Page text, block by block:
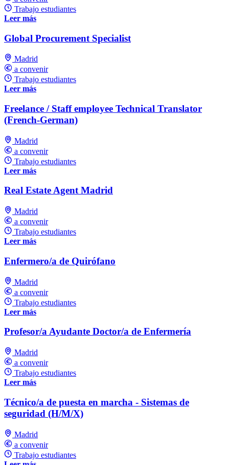
Trabajo estudiantes
Leer más
Global Procurement Specialist
Madrid
a convenir
Trabajo estudiantes
Leer más
Freelance / Staff employee Technical Translator
(French-German)
Madrid
a convenir
Trabajo estudiantes
Leer más
Real Estate Agent Madrid
Madrid
a convenir
Trabajo estudiantes
Leer más
Enfermero/a de Quirófano
Madrid
a convenir
Trabajo estudiantes
Leer más
Profesor/a Ayudante Doctor/a de Enfermería
Madrid
a convenir
Trabajo estudiantes
Leer más
Técnico/a de puesta en marcha - Sistemas de
seguridad (H/M/X)
Madrid
a convenir
Trabajo estudiantes